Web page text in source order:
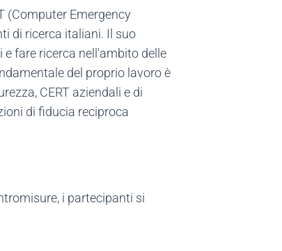
(Computer Emergency
di ricerca italiani. Il suo
fare ricerca nell'ambito delle
del proprio lavoro è
CERT aziendali e di
di fiducia reciproca
i partecipanti si